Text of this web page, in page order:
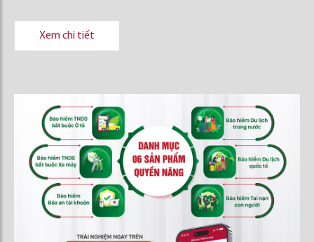
Xem chi tiết